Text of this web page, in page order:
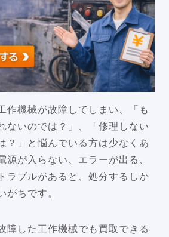
作機械が故障してしまい、「も
ないのでは？」、「修理しない
？」と悩んでいる方は少なくあ
源が入らない、エラーが出る、
ラブルがあると、処分するしか
がちです。
障した工作機械でも買取できる